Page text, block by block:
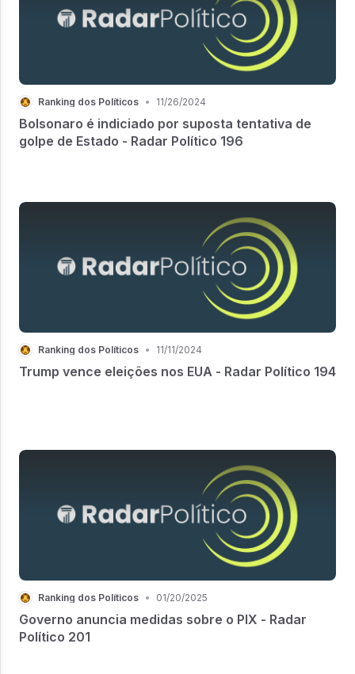
Ranking dos Políticos • 11/26/2024
Bolsonaro é indiciado por suposta tentativa de
golpe de Estado - Radar Político 196
Ranking dos Políticos • 11/11/2024
Trump vence eleições nos EUA - Radar Político 194
Ranking dos Políticos • 01/20/2025
Governo anuncia medidas sobre o PIX - Radar
Político 201